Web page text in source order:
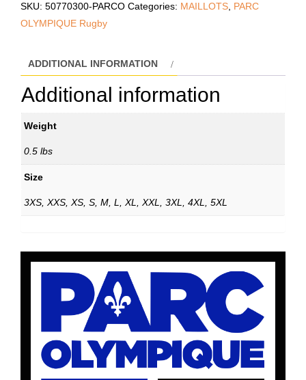
SKU: 50770300-PARCO Categories: MAILLOTS, PARC
OLYMPIQUE Rugby
ADDITIONAL INFORMATION
Additional information
Weight
0.5 lbs
Size
3XS, XXS, XS, S, M, L, XL, XXL, 3XL, 4XL, 5XL